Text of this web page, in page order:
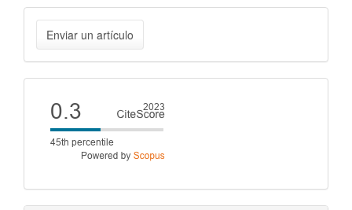
Enviar
un
artículo
Enviar un artículo
Cite
score